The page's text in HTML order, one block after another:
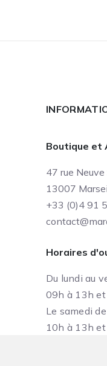
Boutique et
47 rue
13007
+33 (0)4 91
Horaires
Du lundi au
09h à 13h
Le samedi de
10h à 13h